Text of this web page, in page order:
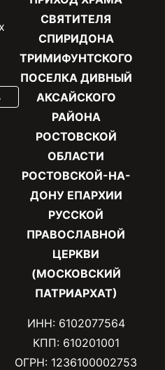
СВЯТИТЕЛЯ
СПИРИДОНА
ТРИМИФУНТСКОГО
ПОСЕЛКА ДИВНЫЙ
АКСАЙСКОГО
РАЙОНА
РОСТОВСКОЙ
ОБЛАСТИ
РОСТОВСКОЙ-НА-
ДОНУ ЕПАРХИИ
РУССКОЙ
ПРАВОСЛАВНОЙ
ЦЕРКВИ
(МОСКОВСКИЙ
ПАТРИАРХАТ)
ИНН: 6102077564
КПП: 610201001
ОГРН: 1236100002753